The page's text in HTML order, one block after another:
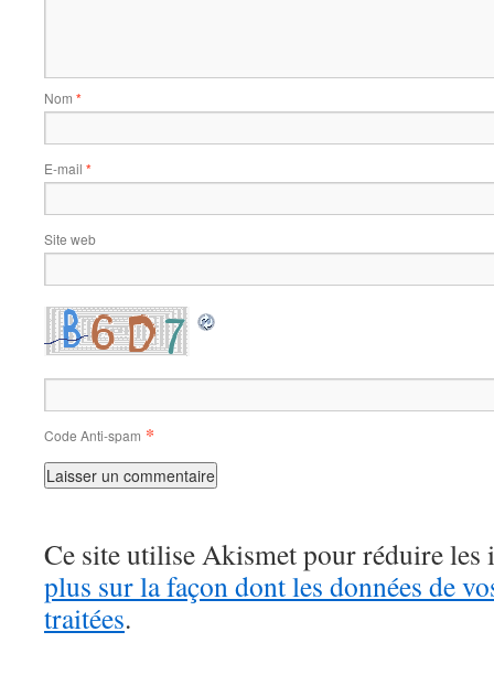
Nom *
E-mail *
Site web
Code Anti-spam *
Ce site utilise Akismet pour réduire les
plus sur la façon dont les données de
traitées.